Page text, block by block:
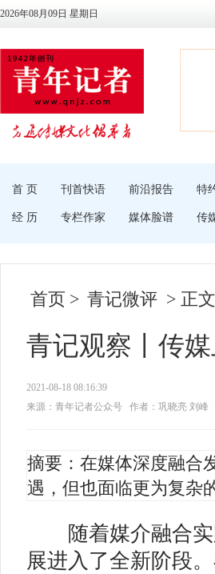
2026年08月09日 星期日
首 页 刊首快语 前沿报告 特
经 历 专栏作家 媒体脸谱 传
首页 > 青记微评 > 正文
青记观察丨传
2021-08-18 08:16:39
来源：青年记者公众号
作者：巩晓亮 刘峰
摘要：在媒体深度融合
遇，但也面临更为复杂
随着媒介融合实
展进入了全新阶段